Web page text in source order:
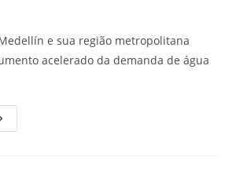
e sua região metropolitana
acelerado da demanda de água